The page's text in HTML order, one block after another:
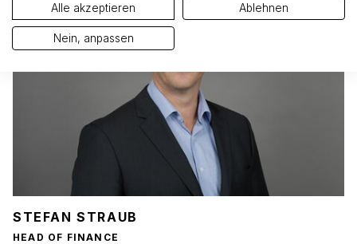
STEFAN STRAUB
HEAD OF FINANCE
Alle akzeptieren Ablehnen
Nein, anpassen